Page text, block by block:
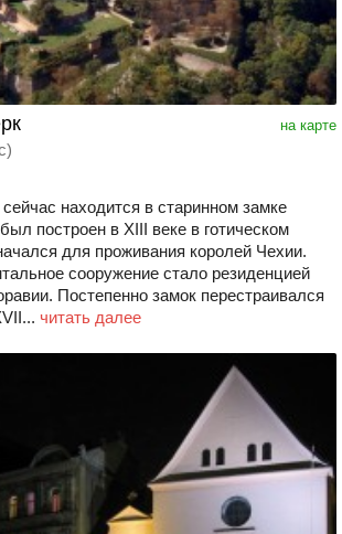
на карте
находится в старинном замке
построен в XIII веке в готическом
для проживания королей Чехии.
сооружение стало резиденцией
Постепенно замок перестраивался
читать далее